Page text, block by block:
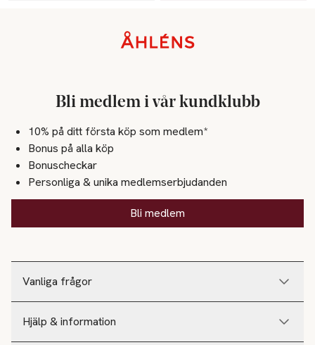
Vanliga frågor
Hjälp & information
Bli medlem i vår kundklubb
10% på ditt första köp som medlem*
Bonus på alla köp
Bonuscheckar
Personliga & unika medlemserbjudanden
Bli medlem